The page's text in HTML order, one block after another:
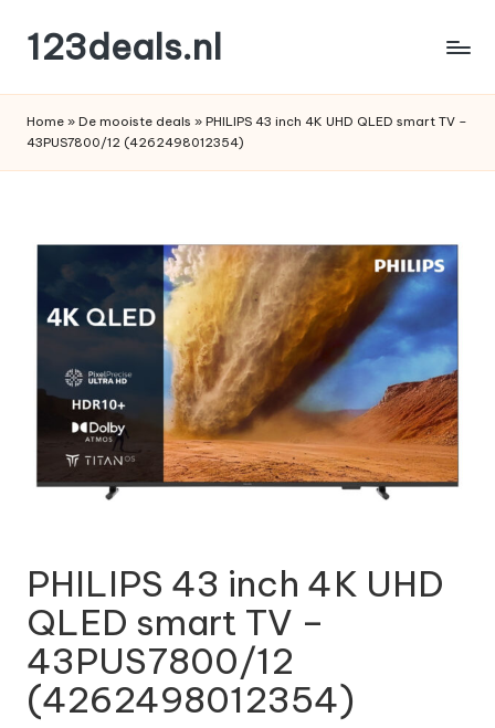
de
inhoud
123deals.nl
deals
Home » De mooiste deals » PHILIPS 43 inch 4K UHD QLED smart TV –
43PUS7800/12 (4262498012354)
PHILIPS 43 inch 4K UHD
QLED smart TV –
43PUS7800/12
(4262498012354)